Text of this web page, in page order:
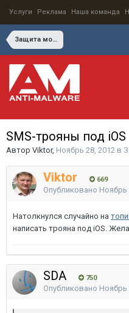
Услуги Реклама Наша команда
Защита мобильных устройств
SMS-трояны под iOS
Автор Viktor, Ноябрь 28, 2012 в
Viktor 669
Опубликовано Ноябрь
Натолкнулся случайно на
написать трояна под iOS.
SDA 750
Опубликовано Ноябрь